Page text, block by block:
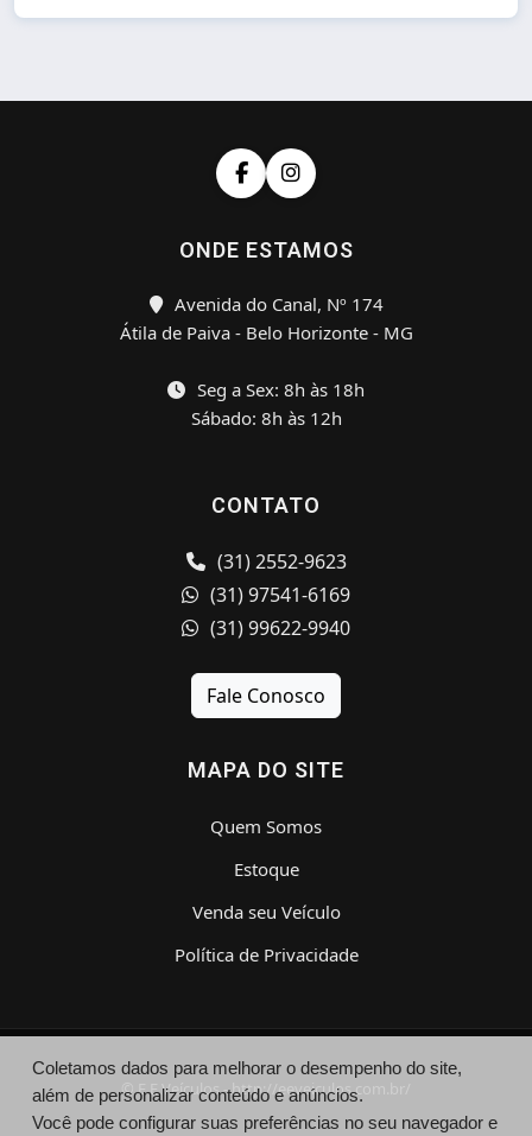
ONDE ESTAMOS
Avenida do Canal, Nº 174
Átila de Paiva - Belo Horizonte - MG
Seg a Sex: 8h às 18h
Sábado: 8h às 12h
CONTATO
(31) 2552-9623
(31) 97541-6169
(31) 99622-9940
Fale Conosco
MAPA DO SITE
Quem Somos
Estoque
Venda seu Veículo
Política de Privacidade
© E E Veículos - http://eeveiculos.com.br/
Coletamos dados para melhorar o desempenho do site,
além de personalizar conteúdo e anúncios.
Você pode configurar suas preferências no seu navegador e